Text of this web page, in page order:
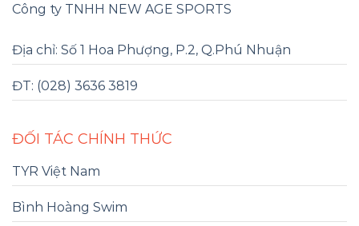
Công ty TNHH NEW AGE SPORTS
Địa chỉ: Số 1 Hoa Phượng, P.2, Q.Phú Nhuận
ĐT: (028) 3636 3819
ĐỐI TÁC CHÍNH THỨC
TYR Việt Nam
Bình Hoàng Swim